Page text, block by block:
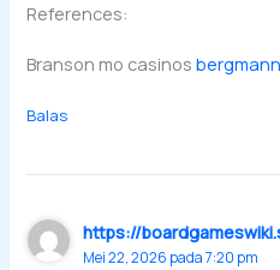
References:
Branson mo casinos
Balas
https://
Mei 22, 2026 pada 7:20 pm